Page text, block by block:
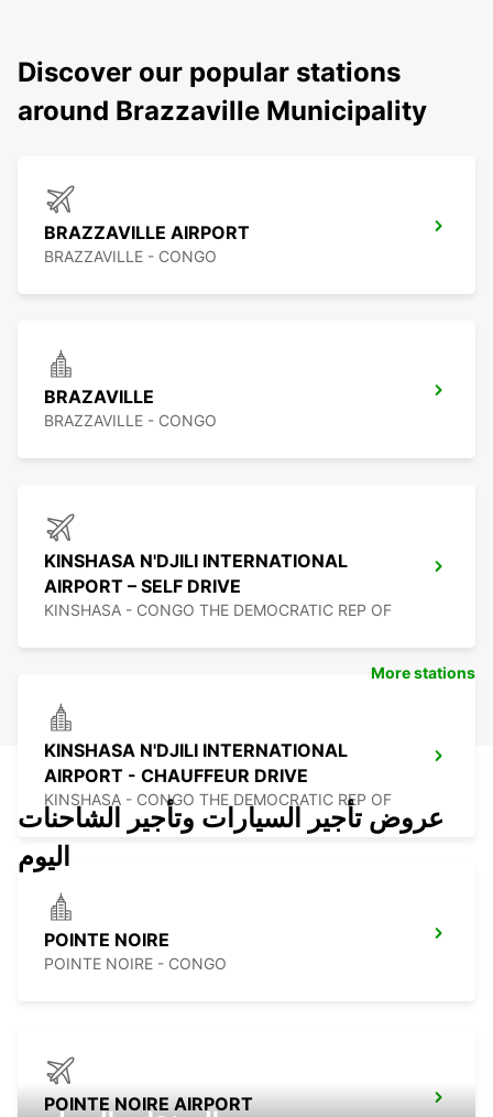
Discover our popular stations
around Brazzaville Municipality
BRAZZAVILLE AIRPORT
BRAZZAVILLE - CONGO
BRAZAVILLE
BRAZZAVILLE - CONGO
KINSHASA N'DJILI INTERNATIONAL
AIRPORT – SELF DRIVE
KINSHASA - CONGO THE DEMOCRATIC REP OF
KINSHASA N'DJILI INTERNATIONAL
AIRPORT - CHAUFFEUR DRIVE
KINSHASA - CONGO THE DEMOCRATIC REP OF
POINTE NOIRE
POINTE NOIRE - CONGO
POINTE NOIRE AIRPORT
More stations
عروض تأجير السيارات وتأجير الشاحنات
اليوم